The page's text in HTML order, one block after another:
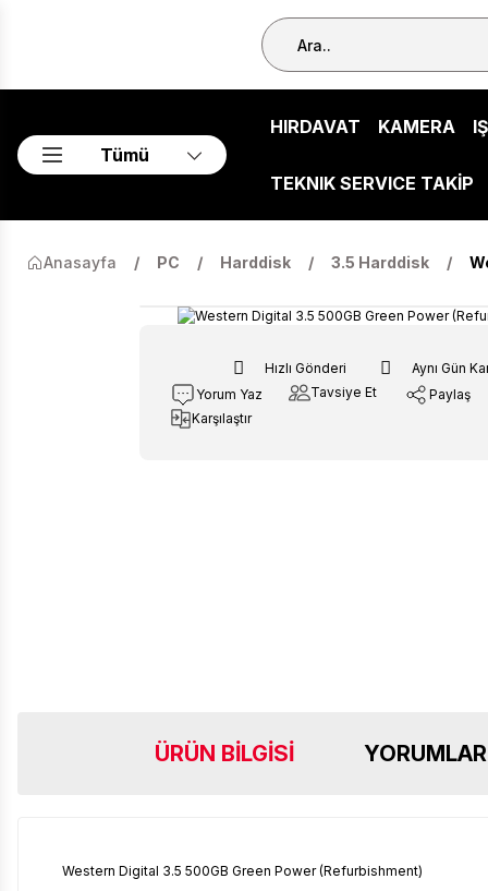
Tümü
HIRDAVAT KAMERA
TEKNIK SERVICE TAKİP
Anasayfa PC Harddisk 3.5 Harddisk
Hızlı Gönderi
Aynı Gün
Yorum Yaz
Tavsiye Et
Paylaş
Karşılaştır
ÜRÜN BILGISI YORUMLAR
Western Digital 3.5 500GB Green Power (Refurbishment)